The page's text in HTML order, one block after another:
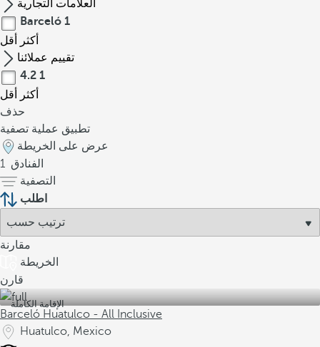
العلامات التجارية
Barceló 1
أكثر
أقل
تقييم عملائنا
4.2 1
أكثر
أقل
حذف
تطبيق عملية تصفية
عرض على الخريطة
1 الفنادق
التصفية
اطلب
مقارنة
الخريطة
قارن
الإقامة الكاملة
Barceló Huatulco - All Inclusive
Huatulco, Mexico